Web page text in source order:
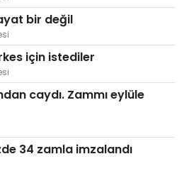
bir değil
için istediler
caydı. Zammı eylüle
34 zamla imzalandı